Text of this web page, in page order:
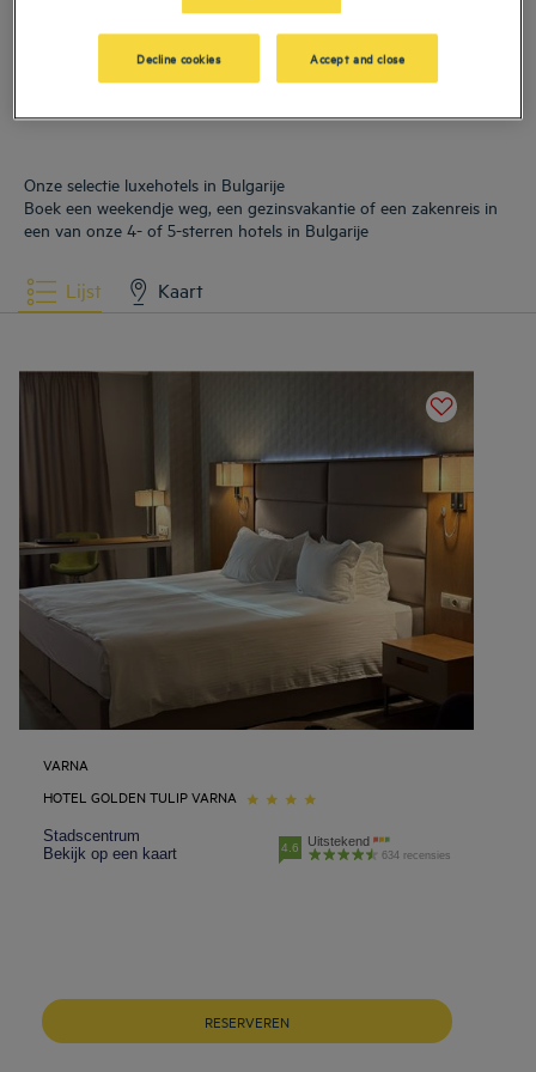
Onze selectie luxehotels in Bulgarije
Boek een weekendje weg, een gezinsvakantie of een zakenreis in
een van onze 4- of 5-sterren hotels in Bulgarije
Lijst Kaart
VARNA
HOTEL GOLDEN TULIP VARNA
Stadscentrum
Bekijk op een kaart
4.6 Uitstekend
634 recensies
RESERVEREN
Decline cookies Accept and close